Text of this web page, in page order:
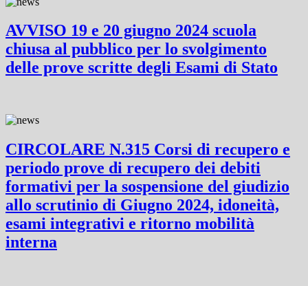
AVVISO 19 e 20 giugno 2024 scuola
chiusa al pubblico per lo svolgimento
delle prove scritte degli Esami di Stato
CIRCOLARE N.315 Corsi di recupero e
periodo prove di recupero dei debiti
formativi per la sospensione del giudizio
allo scrutinio di Giugno 2024, idoneità,
esami integrativi e ritorno mobilità
interna